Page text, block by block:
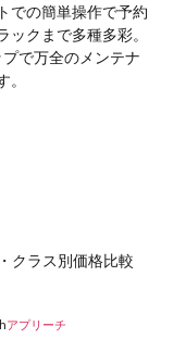
での簡単操作で予約
クまで多種多彩。
で万全のメンテナ
クラス別価格比較
アプリーチ